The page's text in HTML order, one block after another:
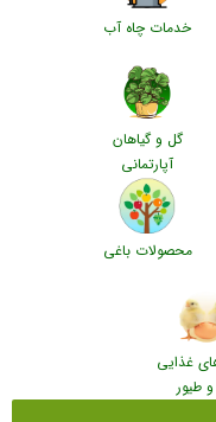
خدمات چاه آب
گل و گیاهان
آپارتمانی
محصولات باغی
غذایی
طیور